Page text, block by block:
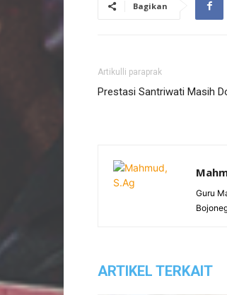
Bagikan
Artikulli paraprak
Prestasi Santriwati Masih
Guru
ARTIKEL TERKAIT